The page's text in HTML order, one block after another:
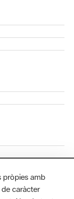
pròpies amb
caràcter